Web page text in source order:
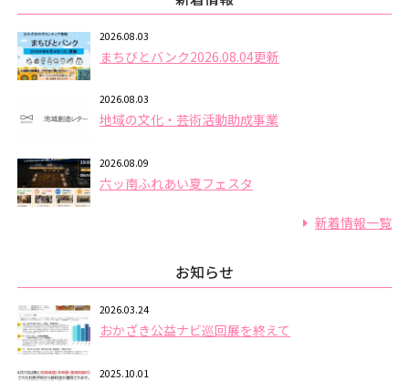
2026.08.03
まちびとバンク2026.08.04更新
2026.08.03
地域の文化・芸術活動助成事業
2026.08.09
六ッ南ふれあい夏フェスタ
新着情報一覧
お知らせ
2026.03.24
おかざき公益ナビ巡回展を終えて
2025.10.01